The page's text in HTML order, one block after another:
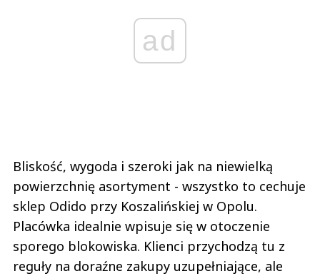
ad
Bliskość, wygoda i szeroki jak na niewielką
powierzchnię asortyment - wszystko to cechuje
sklep Odido przy Koszalińskiej w Opolu.
Placówka idealnie wpisuje się w otoczenie
sporego blokowiska. Klienci przychodzą tu z
reguły na doraźne zakupy uzupełniające, ale